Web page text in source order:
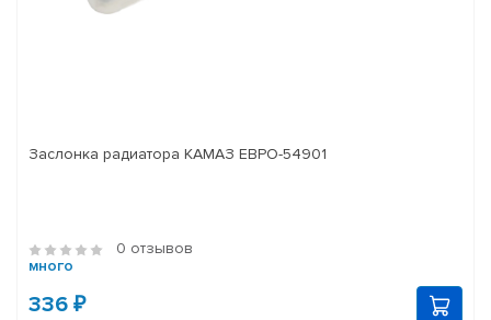
Заслонка радиатора КАМАЗ ЕВРО-54901
0 отзывов
много
336 ₽